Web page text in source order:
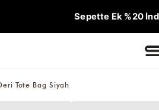
Sepette Ek %20
Tote Bag Siyah